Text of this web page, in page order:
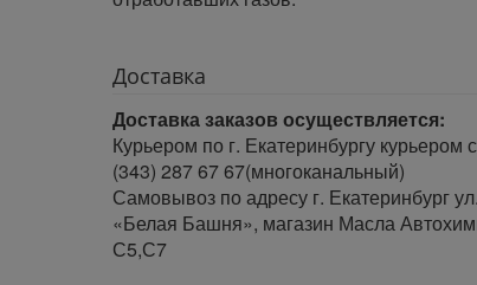
Доставка
Доставка заказов осуществляется:
Курьером по г. Екатеринбургу курьером
(343) 287 67 67(многоканальный)
Самовывоз по адресу г. Екатеринбург
«Белая Башня», магазин Масла
С5,С7